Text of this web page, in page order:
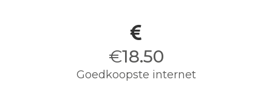
€18.50
Goedkoopste internet